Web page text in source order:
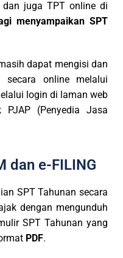
dan juga TPT online di
menyampaikan SPT
dapat mengisi dan
secara online melalui
login di laman web
(Penyedia Jasa
dan e-FILING
SPT Tahunan secara
dengan mengunduh
SPT Tahunan yang
PDF.